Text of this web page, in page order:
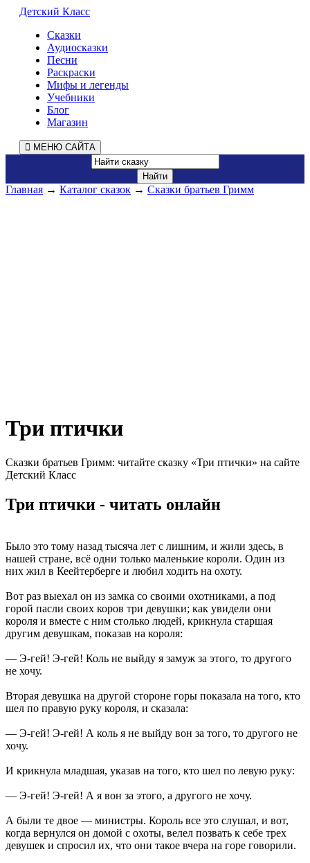
Детский Класс
Сказки
Аудиосказки
Песни
Раскраски
Мифы и легенды
Учебники
Блог
Магазин
МЕНЮ САЙТА
Главная → Каталог сказок → Сказки братьев Гримм
Три птички
Сказки братьев Гримм: читайте сказку «Три птички» на сайте
Детский Класс
Три птички - читать онлайн
Было это тому назад тысяча лет с лишним, и жили здесь, в
нашей стране, всё одни только маленькие короли. Один из
них жил в Кеейтерберге и любил ходить на охоту.
Вот раз выехал он из замка со своими охотниками, а под
горой пасли своих коров три девушки; как увидели они
короля и вместе с ним столько людей, крикнула старшая
другим девушкам, показав на короля:
— Э-гей! Э-гей! Коль не выйду я замуж за этого, то другого
не хочу.
Вторая девушка на другой стороне горы показала на того, кто
шел по правую руку короля, и сказала:
— Э-гей! Э-гей! А коль я не выйду вон за того, то другого не
хочу.
И крикнула младшая, указав на того, кто шел по левую руку:
— Э-гей! Э-гей! А я вон за этого, а другого не хочу.
А были те двое — министры. Король все это слушал, и вот,
когда вернулся он домой с охоты, велел позвать к себе трех
девушек и спросил их, что они такое вчера на горе говорили.